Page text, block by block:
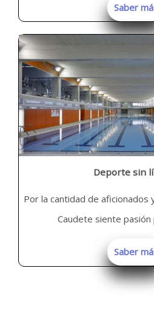
Saber
Deporte sin
Por la cantidad de aficionados
Caudete siente
Saber